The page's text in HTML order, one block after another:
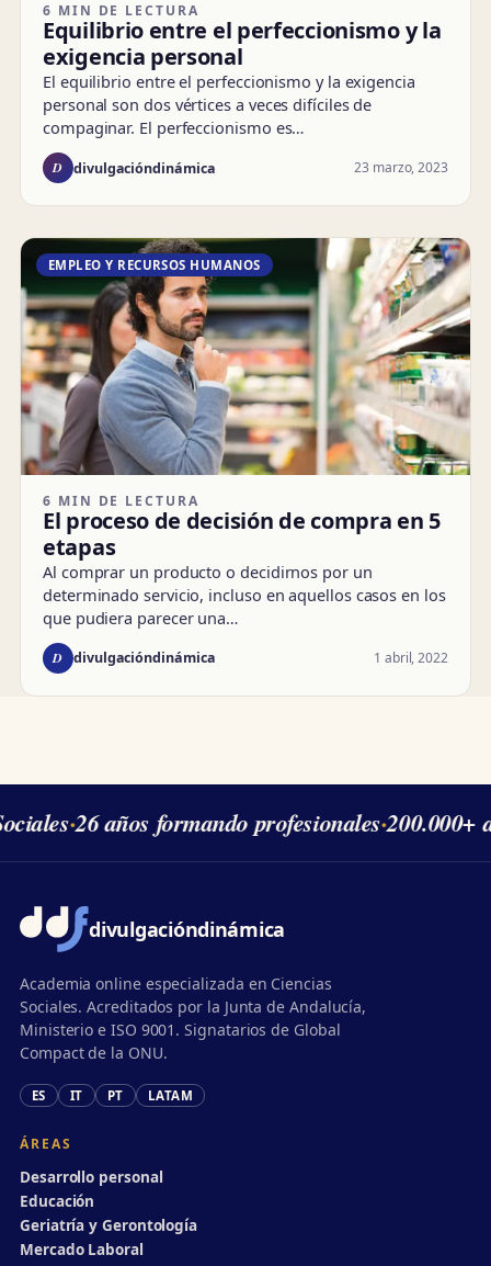
6 MIN DE LECTURA
Equilibrio entre el perfeccionismo y la
exigencia personal
El equilibrio entre el perfeccionismo y la exigencia
personal son dos vértices a veces difíciles de
compaginar. El perfeccionismo es…
D divulgacióndinámica 23 marzo, 2023
EMPLEO Y RECURSOS HUMANOS
6 MIN DE LECTURA
El proceso de decisión de compra en 5
etapas
Al comprar un producto o decidirnos por un
determinado servicio, incluso en aquellos casos en los
que pudiera parecer una…
D divulgacióndinámica 1 abril, 2022
·26 años formando profesionales·200.000+
divulgacióndinámica
Academia online especializada en Ciencias
Sociales. Acreditados por la Junta de Andalucía,
Ministerio e ISO 9001. Signatarios de Global
Compact de la ONU.
ES IT PT LATAM
ÁREAS
Desarrollo personal
Educación
Geriatría y Gerontología
Mercado Laboral